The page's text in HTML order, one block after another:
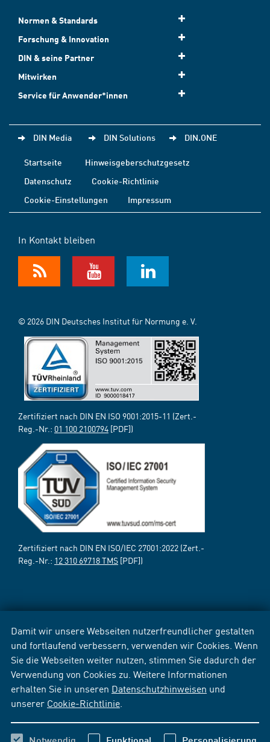
Damit wir unsere Webseiten nutzerfreundlicher gestalten
und fortlaufend verbessern, verwenden wir Cookies. Wenn
Sie die Webseiten weiter nutzen, stimmen Sie dadurch der
Verwendung von Cookies zu. Weitere Informationen
erhalten Sie in unseren Datenschutzhinweisen und
unserer Cookie-Richtlinie
Normen & Standards
Forschung & Innovation
DIN & seine Partner
Mitwirken
Service für Anwender*innen
DIN Media DIN Solutions DIN.ONE
Startseite
Hinweisgeberschutzgesetz
Datenschutz
Cookie-Richtlinie
Cookie-Einstellungen
Impressum
In Kontakt bleiben
© 2026 DIN Deutsches Institut für Normung e. V.
Zertifiziert nach DIN EN ISO 9001:2015-11 (Zert.-
Reg.-Nr.: 01 100 2100794 [PDF])
Zertifiziert nach DIN EN ISO/IEC 27001:2022 (Zert.-
Reg.-Nr.: 12 310 69718 TMS [PDF])